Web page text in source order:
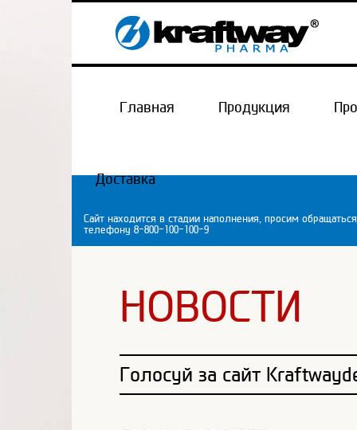
Главная Продукция
Доставка
Сайт находится в стадии наполнения, просим
телефону 8-800-100-100-9
НОВОСТИ
Голосуй за сайт